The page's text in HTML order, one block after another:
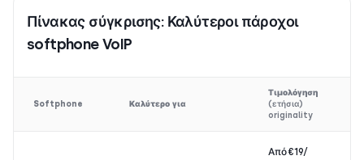
Πίνακας σύγκρισης: Καλύτεροι πάροχοι
softphone VoIP
Softphone Καλύτερο για
Τιμολόγηση
(ετήσια)
originality
Από €19/